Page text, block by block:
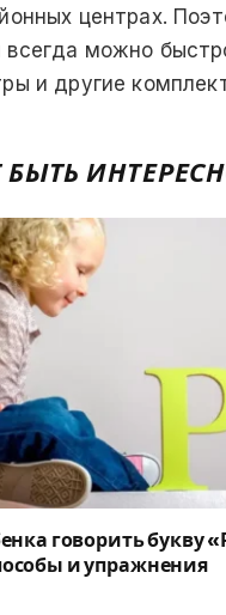
центрах.
всегда можно
и другие
говорить букву
и упражнения